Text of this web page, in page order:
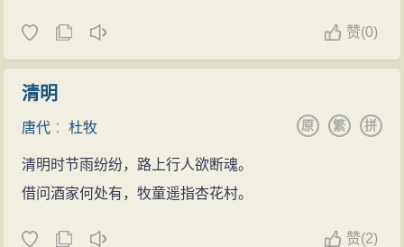
赞(0)
清明
唐代 ：杜牧 拼
繁
原
清明时节雨纷纷，路上行人欲断魂。
借问酒家何处有，牧童遥指杏花村。
赞(2)